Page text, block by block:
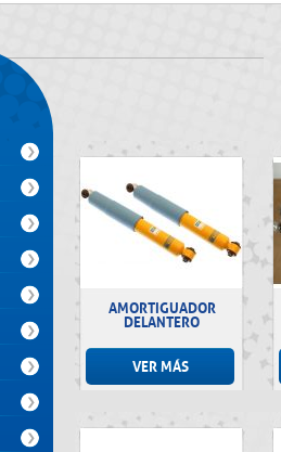
AMORTIGUADOR
DELANTERO
VER MÁS